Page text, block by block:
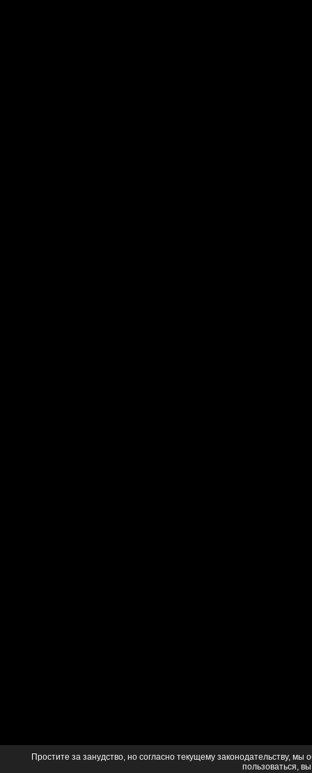
Простите за занудство, но согласно текущему законодательству,
пользоваться,